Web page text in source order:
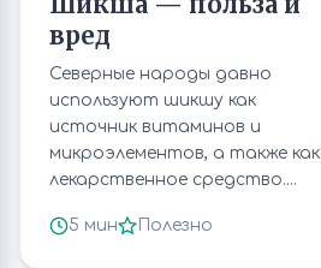
вред
Северные народы давно
используют шикшу как
источник витаминов и
микроэлементов, а также как
лекарственное средство....
5 мин Полезно